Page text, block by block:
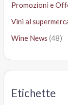
Promozioni e
Vini al
Wine News (48)
Etichette